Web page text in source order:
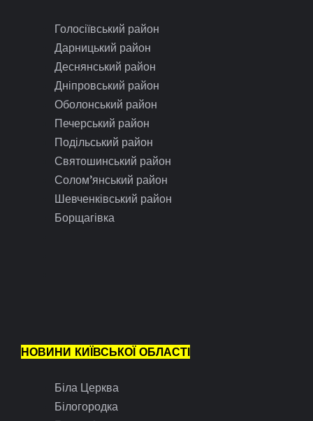
Голосіївський район
Дарницький район
Деснянський район
Дніпровський район
Оболонський район
Печерський район
Подільський район
Святошинський район
Солом’янський район
Шевченківський район
Борщагівка
НОВИНИ КИЇВСЬКОЇ ОБЛАСТІ
Біла Церква
Білогородка